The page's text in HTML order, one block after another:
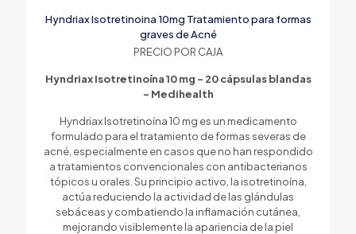
Hyndriax Isotretinoina 10mg Tratamiento para formas
graves de Acné
PRECIO POR CAJA
Hyndriax Isotretinoína 10 mg – 20 cápsulas blandas
– Medihealth
Hyndriax Isotretinoína 10 mg es un medicamento
formulado para el tratamiento de formas severas de
acné, especialmente en casos que no han respondido
a tratamientos convencionales con antibacterianos
tópicos u orales. Su principio activo, la isotretinoína,
actúa reduciendo la actividad de las glándulas
sebáceas y combatiendo la inflamación cutánea,
mejorando visiblemente la apariencia de la piel